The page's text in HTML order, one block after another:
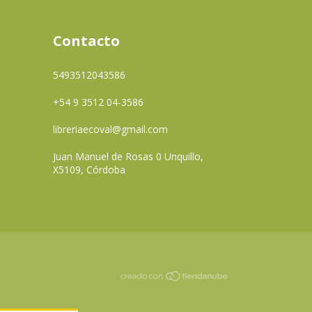
Contacto
5493512043586
+54 9 3512 04-3586
libreriaecoval@gmail.com
Juan Manuel de Rosas 0 Unquillo,
X5109, Córdoba